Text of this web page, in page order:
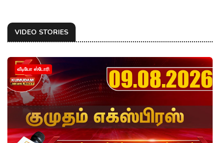
VIDEO STORIES
வீடியோ ஸ்டோரி